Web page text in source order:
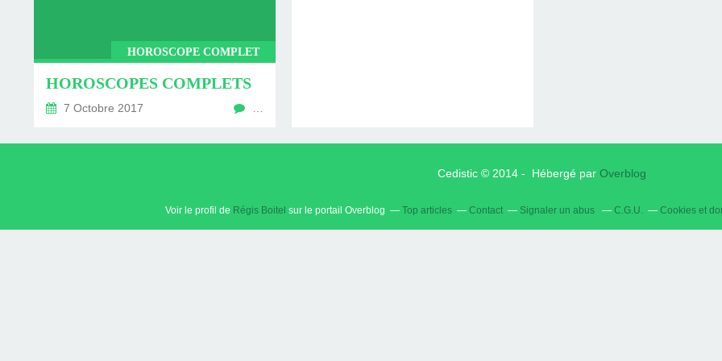
HOROSCOPE COMPLET
HOROSCOPES COMPLETS
7 Octobre 2017
Cedistic © 2014 - Hébergé par Overblog
Voir le profil de Régis Boitel sur le portail Overblog Top articles Contact Signaler un abus C.G.U. Cookies et